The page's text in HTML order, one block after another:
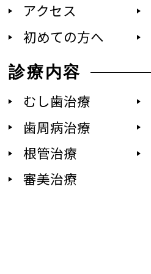
アクセス
初めての方へ
診療内容
むし歯治療
歯周病治療
根管治療
審美治療